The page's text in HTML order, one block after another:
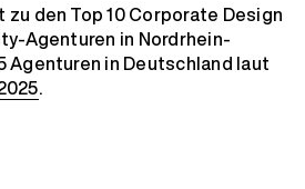
den Top 10 Corporate Design
Agenturen in Nordrhein-
Agenturen in Deutschland laut
.